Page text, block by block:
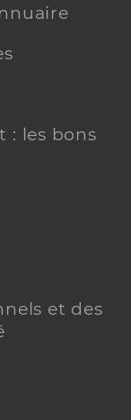
: les bons
et des